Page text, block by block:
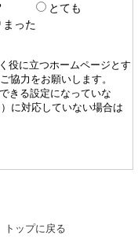
とても
まった
役に立つホームページとす
協力をお願いします。
きる設定になっていな
に対応していない場合は
トップに戻る